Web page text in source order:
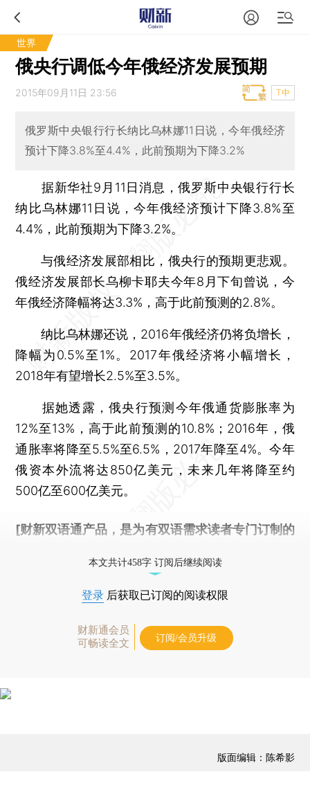
世界
俄央行调低今年俄经济发展预期
2015年09月11日 23:56 T中
俄罗斯中央银行行长纳比乌林娜11日说，今年俄经济
预计下降3.8%至4.4%，此前预期为下降3.2%
据新华社9月11日消息，俄罗斯中央银行行长
纳比乌林娜11日说，今年俄经济预计下降3.8%至
4.4%，此前预期为下降3.2%。
与俄经济发展部相比，俄央行的预期更悲观。
俄经济发展部长乌柳卡耶夫今年8月下旬曾说，今
年俄经济降幅将达3.3%，高于此前预测的2.8%。
纳比乌林娜还说，2016年俄经济仍将负增长，
降幅为0.5%至1%。2017年俄经济将小幅增长，
2018年有望增长2.5%至3.5%。
据她透露，俄央行预测今年俄通货膨胀率为
12%至13%，高于此前预测的10.8%；2016年，俄
通胀率将降至5.5%至6.5%，2017年降至4%。今年
俄资本外流将达850亿美元，未来几年将降至约
500亿至600亿美元。
[财新双语通产品，是为有双语需求读者专门订制的
本文共计458字 订阅后继续阅读
登录 后获取已订阅的阅读权限
财新通会员
可畅读全文
订阅/会员升级
版面编辑：陈希影